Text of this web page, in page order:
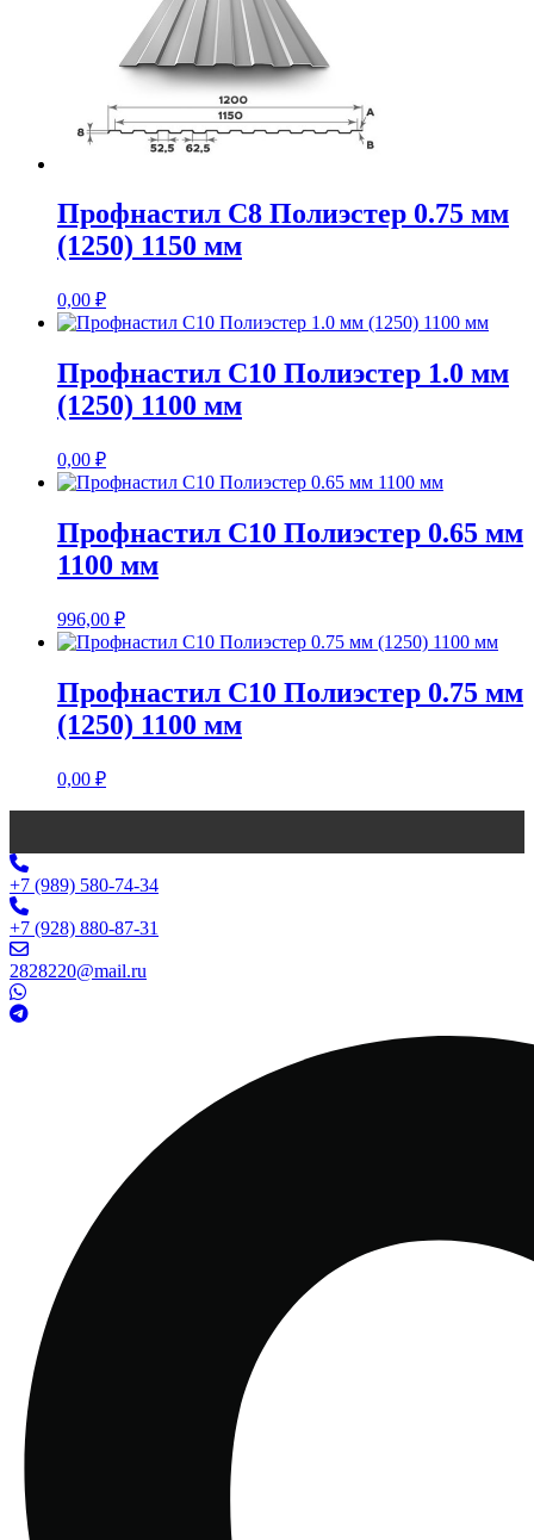
Профнастил С8 Полиэстер 0.75 мм
(1250) 1150 мм
0,00 ₽
Профнастил С10 Полиэстер 1.0 мм
(1250) 1100 мм
0,00 ₽
Профнастил С10 Полиэстер 0.65 мм
1100 мм
996,00 ₽
Профнастил С10 Полиэстер 0.75 мм
(1250) 1100 мм
0,00 ₽
+7 (989) 580-74-34
+7 (928) 880-87-31
2828220@mail.ru